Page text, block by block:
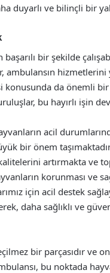
duyarlı ve bilinçli bir
başarılı bir şekilde
ambulansın hizmetlerini
konusunda da önemli
bu hayırlı işin
acil
bir önem
artırmakta ve
korunması ve
için acil destek
daha sağlıklı ve
bir parçasıdır
bu noktada